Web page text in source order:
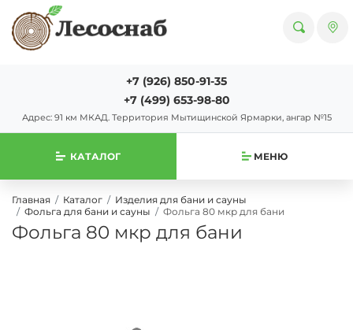
+7 (926) 850-91-35
+7 (499) 653-98-80
Адрес: 91 км МКАД. Территория Мытищинской Ярмарки, ангар №15
КАТАЛОГ МЕНЮ
Главная Каталог
Изделия для бани и сауны
Фольга для бани и сауны
Фольга 80 мкр для бани
Фольга 80 мкр для бани